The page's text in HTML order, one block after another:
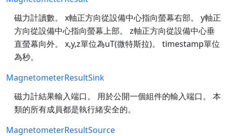
磁力計讀數。 x軸正方向從設備中心指向螢幕右部。 y軸正
方向從設備中心指向螢幕上部。 z軸正方向從設備中心垂
直螢幕向外。 x,y,z單位為uT(微特斯拉)。 timestamp單位
為秒。
MagnetometerResultSink
磁力計結果輸入端口。 用於公開一個組件的輸入端口。 本
類的所有成員都是執行緒安全的。
MagnetometerResultSource